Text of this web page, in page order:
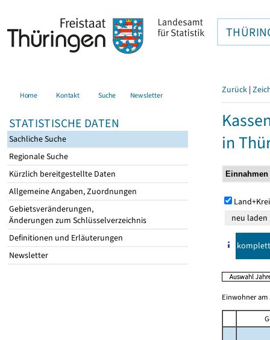
Home Kontakt Suche Newsletter
STATISTISCHE DATEN
Sachliche Suche
Regionale Suche
Kürzlich bereitgestellte Daten
Allgemeine Angaben, Zuordnungen
Gebietsveränderungen,
Änderungen zum Schlüsselverzeichnis
Definitionen und Erläuterungen
Newsletter
Zurück |
in
komplett
Einwohner am